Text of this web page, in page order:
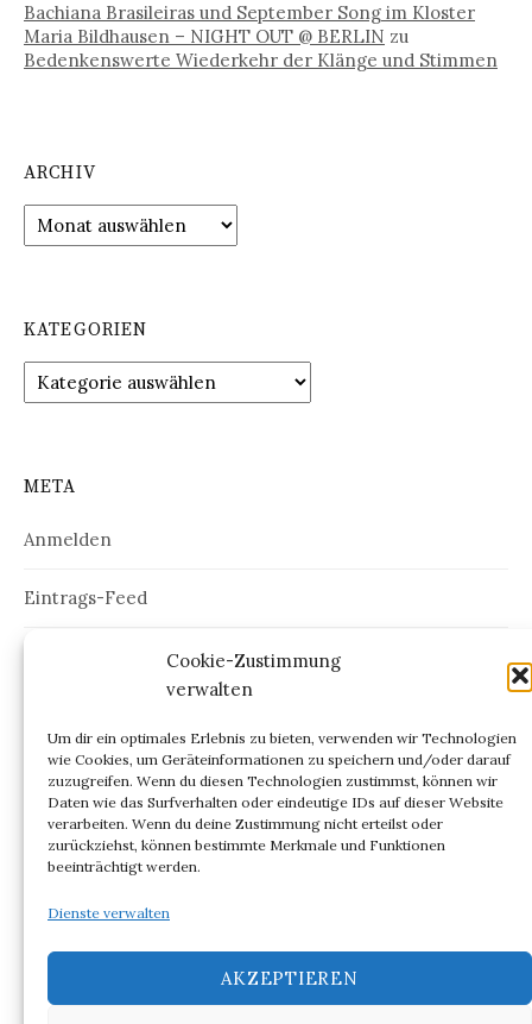
Cookie-Zustimmung
verwalten
Um dir ein optimales Erlebnis zu bieten, verwenden wir Technologien
wie Cookies, um Geräteinformationen zu speichern und/oder darauf
zuzugreifen. Wenn du diesen Technologien zustimmst, können wir
Daten wie das Surfverhalten oder eindeutige IDs auf dieser Website
verarbeiten. Wenn du deine Zustimmung nicht erteilst oder
zurückziehst, können bestimmte Merkmale und Funktionen
beeinträchtigt werden.
Dienste verwalten
AKZEPTIEREN
Bachiana Brasileiras und September Song im Kloster
Maria Bildhausen – NIGHT OUT @ BERLIN zu
Bedenkenswerte Wiederkehr der Klänge und Stimmen
ARCHIV
Archiv
KATEGORIEN
Kategorien
META
Anmelden
Eintrags-Feed
Kommentar-Feed
ARCHIV
Archiv